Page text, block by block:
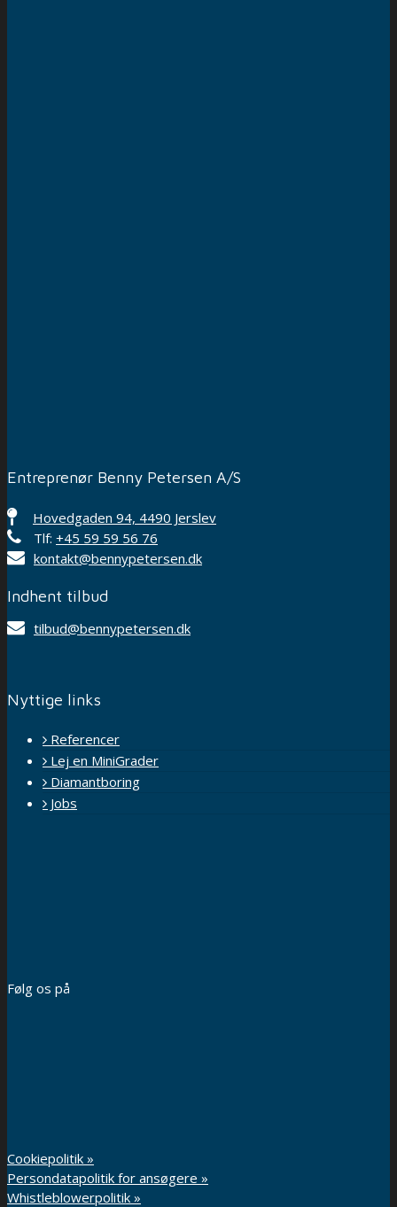
Entreprenør Benny Petersen A/S
Hovedgaden 94, 4490 Jerslev
Tlf: +45 59 59 56 76
kontakt@bennypetersen.dk
Indhent tilbud
tilbud@bennypetersen.dk
Nyttige links
Referencer
Lej en MiniGrader
Diamantboring
Jobs
Følg os på
Cookiepolitik »
Persondatapolitik for ansøgere »
Whistleblowerpolitik »